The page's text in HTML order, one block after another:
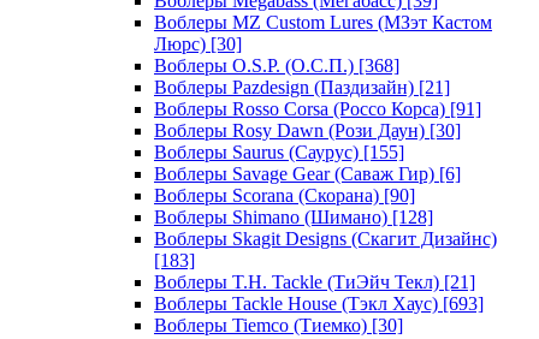
Воблеры MZ Custom Lures (МЗэт Кастом
Люрс) [30]
Воблеры O.S.P. (О.С.П.) [368]
Воблеры Pazdesign (Паздизайн) [21]
Воблеры Rosso Corsa (Россо Корса) [91]
Воблеры Rosy Dawn (Рози Даун) [30]
Воблеры Saurus (Саурус) [155]
Воблеры Savage Gear (Саваж Гир) [6]
Воблеры Scorana (Скорана) [90]
Воблеры Shimano (Шимано) [128]
Воблеры Skagit Designs (Скагит Дизайнс)
[183]
Воблеры T.H. Tackle (ТиЭйч Текл) [21]
Воблеры Tackle House (Тэкл Хаус) [693]
Воблеры Tiemco (Тиемко) [30]